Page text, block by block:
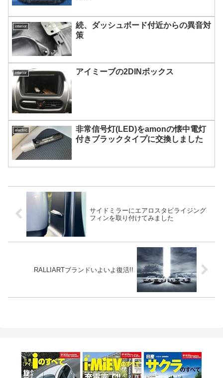
interior
続、ダッシュボード付近からの異音対
策
interior アイミーブの2DINボックス
electric
非常信号灯(LED)をamonの懐中電灯
付きブラックタイプに交換しました
サイドミラーにエアロスタビライジング
フィンを取り付けてみました
RALLIARTブランドいよいよ復活!!